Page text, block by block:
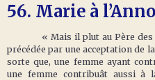
56. Marie à
« Mais il plut au Père des
précédée par une acceptation de
sorte que, une femme ayant
une femme contribuât aussi